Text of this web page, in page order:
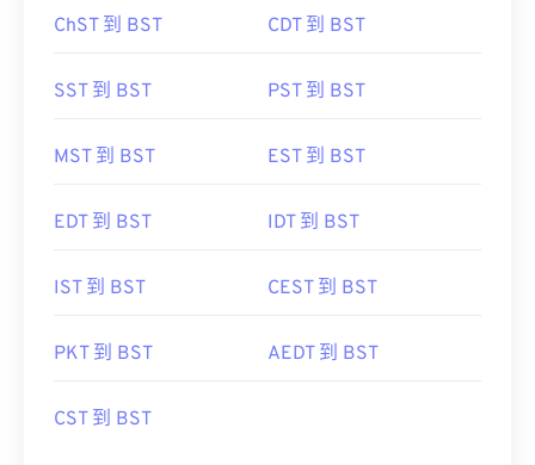
ChST 到 BST CDT 到 BST
SST 到 BST PST 到 BST
MST 到 BST EST 到 BST
EDT 到 BST IDT 到 BST
IST 到 BST CEST 到 BST
PKT 到 BST AEDT 到 BST
CST 到 BST